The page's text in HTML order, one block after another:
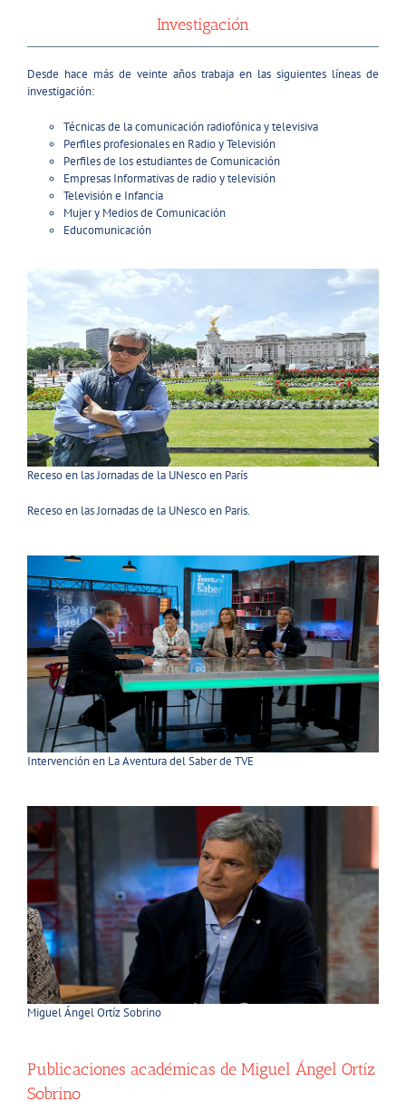
Investigación
Desde hace más de veinte años trabaja en las siguientes líneas de
investigación:
Técnicas de la comunicación radiofónica y televisiva
Perfiles profesionales en Radio y Televisión
Perfiles de los estudiantes de Comunicación
Empresas Informativas de radio y televisión
Televisión e Infancia
Mujer y Medios de Comunicación
Educomunicación
Receso en las Jornadas de la UNesco en París
Receso en las Jornadas de la UNesco en Paris.
Intervención en La Aventura del Saber de TVE
Miguel Ángel Ortíz Sobrino
Publicaciones académicas de Miguel Ángel Ortíz
Sobrino